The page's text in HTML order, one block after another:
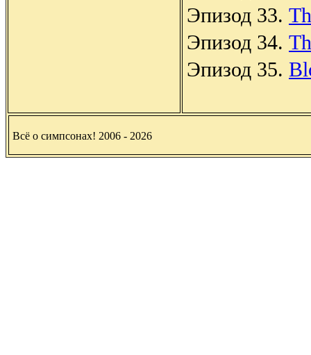
Эпизод 33.
Эпизод 34.
Эпизод 35.
Всё о симпсонах! 2006 - 2026